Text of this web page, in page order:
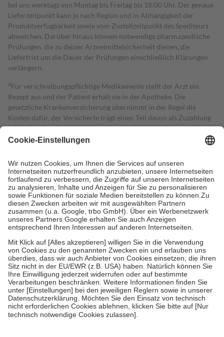
bei uns werktags von Montag bis Freitag bis 18:00 Uhr. Der genaue
Lieferzeitpunkt kann je nach Region und in Abhängigkeit der
Produktverfügbarkeit sowie vom Zustellzeitpunkt des Spediteurs
abweichen. Darüber hinaus können notwendige pharmazeutische
Prüfungen, die zu deiner Arzneimittelsicherheit dienen, die
Lieferfrist um die Dauer der Prüfungen einschließlich Klärungen
verlängern.
4Für verschreibungspflichtige Medikamente stellt der Arzt ein
Rezept aus und der Patient erhält sie in der Apotheke. Die
gesetzliche Krankenversicherung übernimmt in der Regel die
Kosten dafür, der Versicherte trägt einen Teil davon als Zuzahlung
mit.
Grundsätzlich leisten Mitglieder Zuzahlungen in Höhe von zehn
höchstens zehn Euro.
Es sind jedoch nie mehr als die tatsächlichen
Kosten der Leistung zu entrichten.
Diese Regeln gelten grundsätzlich auch für Online-Apotheken.
Bei Heilmitteln und häuslicher Krankenpflege beträgt die
Zuzahlung zehn Prozent der Kosten sowie zehn Euro je
Verordnung.
Um das Engagement der Versicherten für ihre eigene Gesundheit zu
stärken und die besondere Stellung der Familie zu unterstützen,
fallenkeine Zuzahlungenan bei:
• Kindern und Jugendlichen bis zum vollendeten 18. Lebensjahr
mit Ausnahme der Fahrkosten
• Untersuchungen zur Vorsorge und Früherkennung, die von der
GKV getragen werden
• empfohlenen Schutzimpfungen
• Harn- und Blutteststreifen